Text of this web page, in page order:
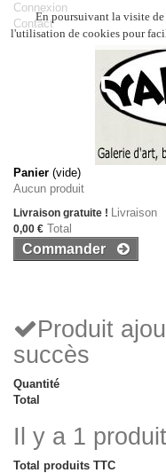
Connexion
Contact
Panier (vide)
Aucun produit
Livraison gratuite ! Livraison
0,00 € Total
Commander
Produit
succès
Quantité
Total
Il y a 1
Total produits TTC
En poursuivant la visite de
l'utilisation de cookies pour